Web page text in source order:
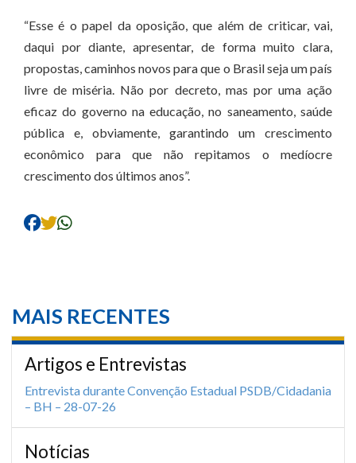
“Esse é o papel da oposição, que além de criticar, vai,
daqui por diante, apresentar, de forma muito clara,
propostas, caminhos novos para que o Brasil seja um país
livre de miséria. Não por decreto, mas por uma ação
eficaz do governo na educação, no saneamento, saúde
pública e, obviamente, garantindo um crescimento
econômico para que não repitamos o medíocre
crescimento dos últimos anos”.
MAIS RECENTES
Artigos e Entrevistas
Entrevista durante Convenção Estadual PSDB/Cidadania
– BH – 28-07-26
Notícias